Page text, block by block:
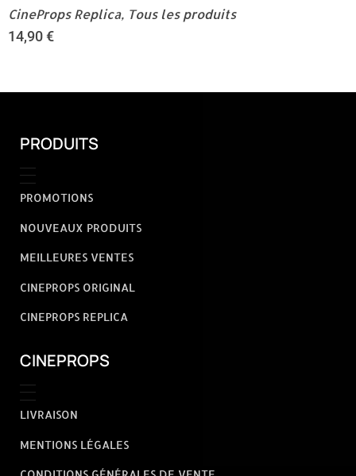
CineProps Replica, Tous les produits
14,90€
PRODUITS
PROMOTIONS
NOUVEAUX PRODUITS
MEILLEURES VENTES
CINEPROPS ORIGINAL
CINEPROPS REPLICA
CINEPROPS
LIVRAISON
MENTIONS LÉGALES